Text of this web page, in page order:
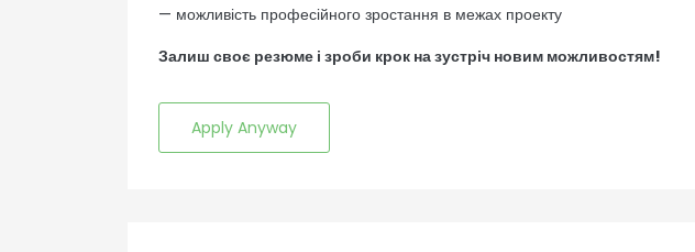
— можливість професійного зростання в межах проекту
Залиш своє резюме і зроби крок на зустріч новим можливостям!
Apply Anyway